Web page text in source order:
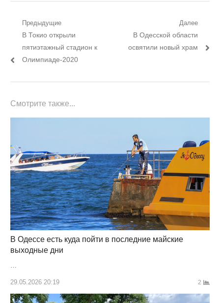
Навигация
записям
Предыдущие
Предыдущий
пост:
В Токио открыли
пятиэтажный стадион к
Олимпиаде-2020
Далее
Следующий
пост:
В Одесской области
освятили новый храм
Смотрите также...
В Одессе есть куда пойти в последние майские
выходные дни
29.05.2026 20:19 2